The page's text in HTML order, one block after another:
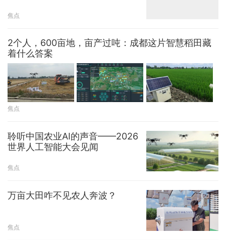
焦点
2个人，600亩地，亩产过吨：成都这片智慧稻田藏
着什么答案
焦点
聆听中国农业AI的声音——2026
世界人工智能大会见闻
焦点
万亩大田咋不见农人奔波？
焦点